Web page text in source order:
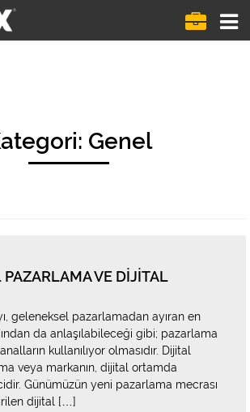
Genel
PAZARLAMA VE DIJITAL
geleneksel pazarlamadan ayıran en
da anlaşılabileceği gibi; pazarlama
kullanılıyor olmasıdır. Dijital
veya markanın, dijital ortamda
Günümüzün yeni pazarlama mecrası
dijital […]